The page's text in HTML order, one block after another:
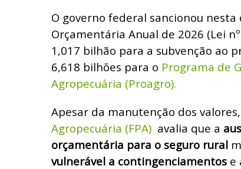
O governo federal sancionou
Orçamentária Anual de 2026 (Lei
1,017 bilhão para a subvenção ao
6,618 bilhões para o Programa de
Agropecuária (Proagro).
Apesar da manutenção dos
Agropecuária (FPA) avalia que a
orçamentária para o seguro rural
vulnerável a contingenciamentos e